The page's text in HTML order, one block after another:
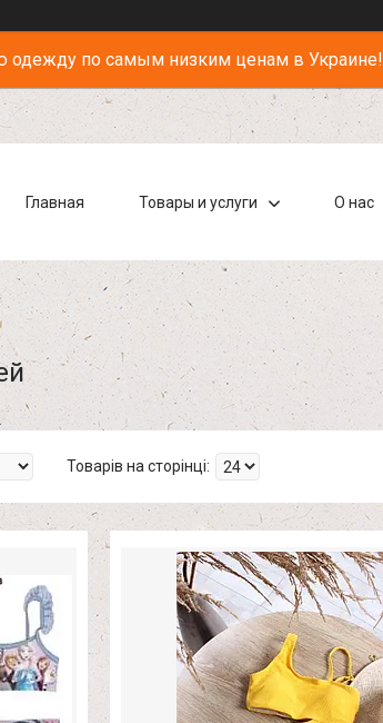
одежду по самым низким ценам в Украине!
Главная Товары и услуги О нас